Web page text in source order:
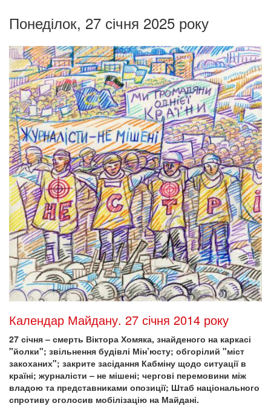
Понеділок, 27 січня 2025 року
Календар Майдану. 27 січня 2014 року
27 січня – смерть Віктора Хомяка, знайденого на каркасі
"йолки"; звільнення будівлі Мін’юсту; обгорілий "міст
закоханих"; закрите засідання Кабміну щодо ситуації в
країні; журналісти – не мішені; чергові перемовини між
владою та представниками опозиції; Штаб національного
спротиву оголосив мобілізацію на Майдані.